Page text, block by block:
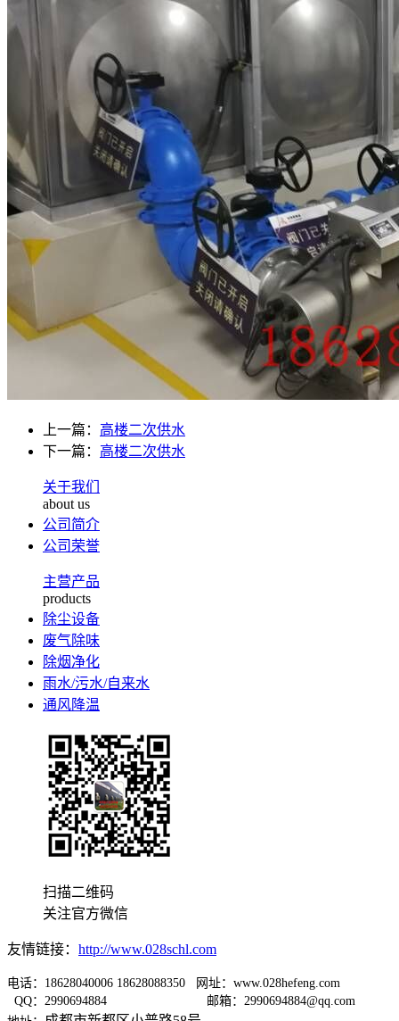
上一篇： 高楼二次供水
下一篇： 高楼二次供水
关于我们
about us
公司简介
公司荣誉
主营产品
products
除尘设备
废气除味
除烟净化
雨水/污水/自来水
通风降温
扫描二维码
关注官方微信
友情链接： http://www.028schl.com
电话：18628040006 18628088350 网址：www.028hefeng.com
QQ：2990694884
邮箱：2990694884@qq.com